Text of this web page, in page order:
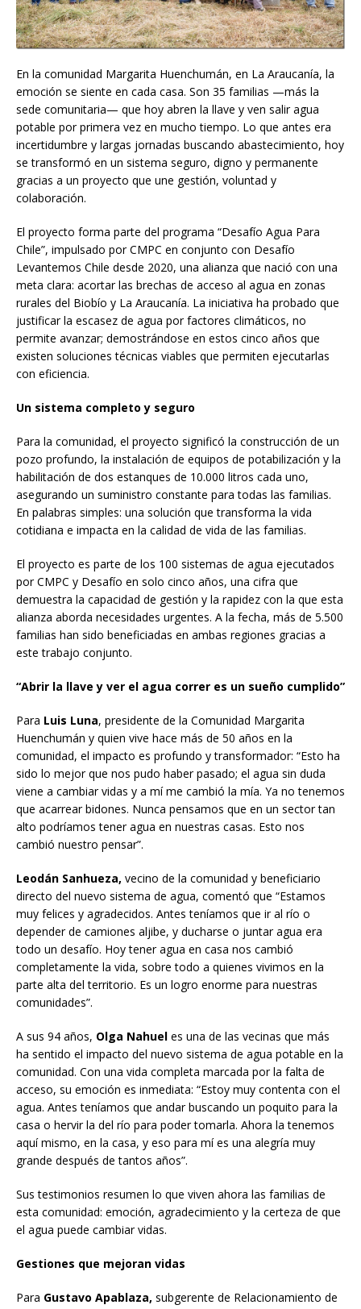
En la comunidad Margarita Huenchumán, en La Araucanía, la
emoción se siente en cada casa. Son 35 familias —más la
sede comunitaria— que hoy abren la llave y ven salir agua
potable por primera vez en mucho tiempo. Lo que antes era
incertidumbre y largas jornadas buscando abastecimiento, hoy
se transformó en un sistema seguro, digno y permanente
gracias a un proyecto que une gestión, voluntad y
colaboración.
El proyecto forma parte del programa “Desafío Agua Para
Chile”, impulsado por CMPC en conjunto con Desafío
Levantemos Chile desde 2020, una alianza que nació con una
meta clara: acortar las brechas de acceso al agua en zonas
rurales del Biobío y La Araucanía. La iniciativa ha probado que
justificar la escasez de agua por factores climáticos, no
permite avanzar; demostrándose en estos cinco años que
existen soluciones técnicas viables que permiten ejecutarlas
con eficiencia.
Un sistema completo y seguro
Para la comunidad, el proyecto significó la construcción de un
pozo profundo, la instalación de equipos de potabilización y la
habilitación de dos estanques de 10.000 litros cada uno,
asegurando un suministro constante para todas las familias.
En palabras simples: una solución que transforma la vida
cotidiana e impacta en la calidad de vida de las familias.
El proyecto es parte de los 100 sistemas de agua ejecutados
por CMPC y Desafío en solo cinco años, una cifra que
demuestra la capacidad de gestión y la rapidez con la que esta
alianza aborda necesidades urgentes. A la fecha, más de 5.500
familias han sido beneficiadas en ambas regiones gracias a
este trabajo conjunto.
“Abrir la llave y ver el agua correr es un sueño cumplido”
Para Luis Luna, presidente de la Comunidad Margarita
Huenchumán y quien vive hace más de 50 años en la
comunidad, el impacto es profundo y transformador: “Esto ha
sido lo mejor que nos pudo haber pasado; el agua sin duda
viene a cambiar vidas y a mí me cambió la mía. Ya no tenemos
que acarrear bidones. Nunca pensamos que en un sector tan
alto podríamos tener agua en nuestras casas. Esto nos
cambió nuestro pensar”.
Leodán Sanhueza, vecino de la comunidad y beneficiario
directo del nuevo sistema de agua, comentó que “Estamos
muy felices y agradecidos. Antes teníamos que ir al río o
depender de camiones aljibe, y ducharse o juntar agua era
todo un desafío. Hoy tener agua en casa nos cambió
completamente la vida, sobre todo a quienes vivimos en la
parte alta del territorio. Es un logro enorme para nuestras
comunidades”.
A sus 94 años, Olga Nahuel es una de las vecinas que más
ha sentido el impacto del nuevo sistema de agua potable en la
comunidad. Con una vida completa marcada por la falta de
acceso, su emoción es inmediata: “Estoy muy contenta con el
agua. Antes teníamos que andar buscando un poquito para la
casa o hervir la del río para poder tomarla. Ahora la tenemos
aquí mismo, en la casa, y eso para mí es una alegría muy
grande después de tantos años”.
Sus testimonios resumen lo que viven ahora las familias de
esta comunidad: emoción, agradecimiento y la certeza de que
el agua puede cambiar vidas.
Gestiones que mejoran vidas
Para Gustavo Apablaza, subgerente de Relacionamiento de